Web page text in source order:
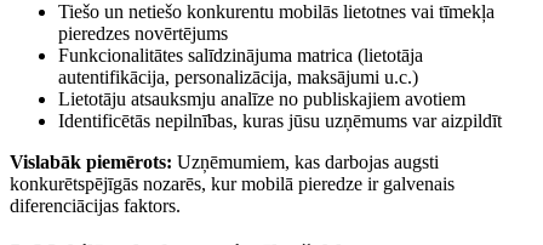
Tiešo un netiešo konkurentu mobilās lietotnes vai tīmekļa
pieredzes novērtējums
Funkcionalitātes salīdzinājuma matrica (lietotāja
autentifikācija, personalizācija, maksājumi u.c.)
Lietotāju atsauksmju analīze no publiskajiem avotiem
Identificētās nepilnības, kuras jūsu uzņēmums var aizpildīt
Vislabāk piemērots: Uzņēmumiem, kas darbojas augsti
konkurētspējīgās nozarēs, kur mobilā pieredze ir galvenais
diferenciācijas faktors.